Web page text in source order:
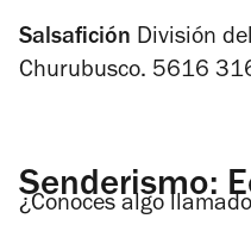
Salsafición División
Churubusco. 5616
Senderismo:
¿Conoces algo